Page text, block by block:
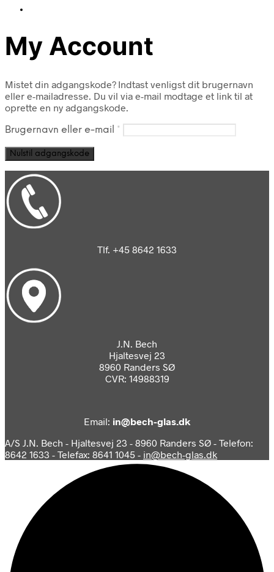
My Account
Mistet din adgangskode? Indtast venligst dit brugernavn
eller e-mailadresse. Du vil via e-mail modtage et link til at
oprette en ny adgangskode.
Brugernavn eller e-mail * Påkrævet
Nulstil adgangskode
Tlf. +45 8642 1633
J.N. Bech
Hjaltesvej 23
8960 Randers SØ
CVR: 14988319
Email: in@bech-glas.dk
A/S J.N. Bech - Hjaltesvej 23 - 8960 Randers SØ - Telefon:
8642 1633 - Telefax: 8641 1045 - in@bech-glas.dk